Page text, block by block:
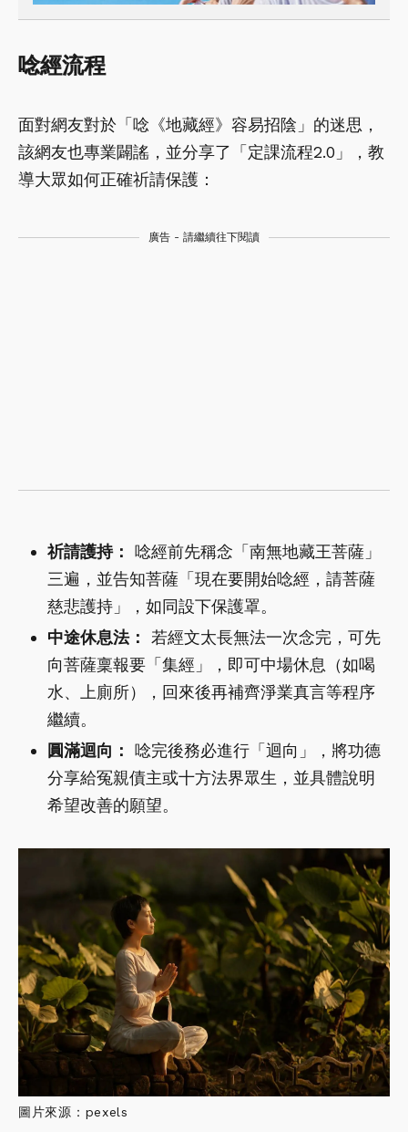
唸經流程
面對網友對於「唸《地藏經》容易招陰」的迷思，
該網友也專業闢謠，並分享了「定課流程2.0」，教
導大眾如何正確祈請保護：
廣告 - 請繼續往下閱讀
祈請護持：
唸經前先稱念「南無地藏王菩薩」
三遍，並告知菩薩「現在要開始唸經，請菩薩
慈悲護持」，如同設下保護罩。
中途休息法：
若經文太長無法一次念完，可先
向菩薩稟報要「集經」，即可中場休息（如喝
水、上廁所），回來後再補齊淨業真言等程序
繼續。
圓滿迴向：
唸完後務必進行「迴向」，將功德
分享給冤親債主或十方法界眾生，並具體說明
希望改善的願望。
圖片來源：pexels